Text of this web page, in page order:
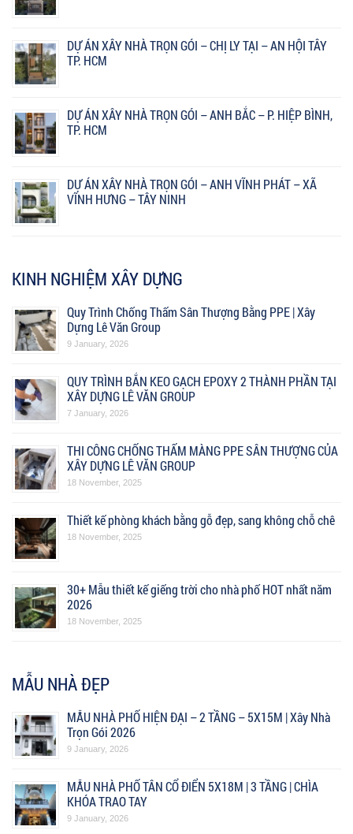
DỰ ÁN XÂY NHÀ TRỌN GÓI – CHỊ LY TẠI – AN HỘI TÂY
TP. HCM
DỰ ÁN XÂY NHÀ TRỌN GÓI – ANH BẮC – P. HIỆP BÌNH,
TP. HCM
DỰ ÁN XÂY NHÀ TRỌN GÓI – ANH VĨNH PHÁT – XÃ
VĨNH HƯNG – TÂY NINH
KINH NGHIỆM XÂY DỰNG
Quy Trình Chống Thấm Sân Thượng Bằng PPE | Xây
Dựng Lê Văn Group
9 January, 2026
QUY TRÌNH BẮN KEO GẠCH EPOXY 2 THÀNH PHẦN TẠI
XÂY DỰNG LÊ VĂN GROUP
7 January, 2026
THI CÔNG CHỐNG THẤM MÀNG PPE SÂN THƯỢNG CỦA
XÂY DỰNG LÊ VĂN GROUP
18 November, 2025
Thiết kế phòng khách bằng gỗ đẹp, sang không chỗ chê
18 November, 2025
30+ Mẫu thiết kế giếng trời cho nhà phố HOT nhất năm
2026
18 November, 2025
MẪU NHÀ ĐẸP
MẪU NHÀ PHỐ HIỆN ĐẠI – 2 TẦNG – 5X15M | Xây Nhà
Trọn Gói 2026
9 January, 2026
MẪU NHÀ PHỐ TÂN CỔ ĐIỂN 5X18M | 3 TẦNG | CHÌA
KHÓA TRAO TAY
9 January, 2026